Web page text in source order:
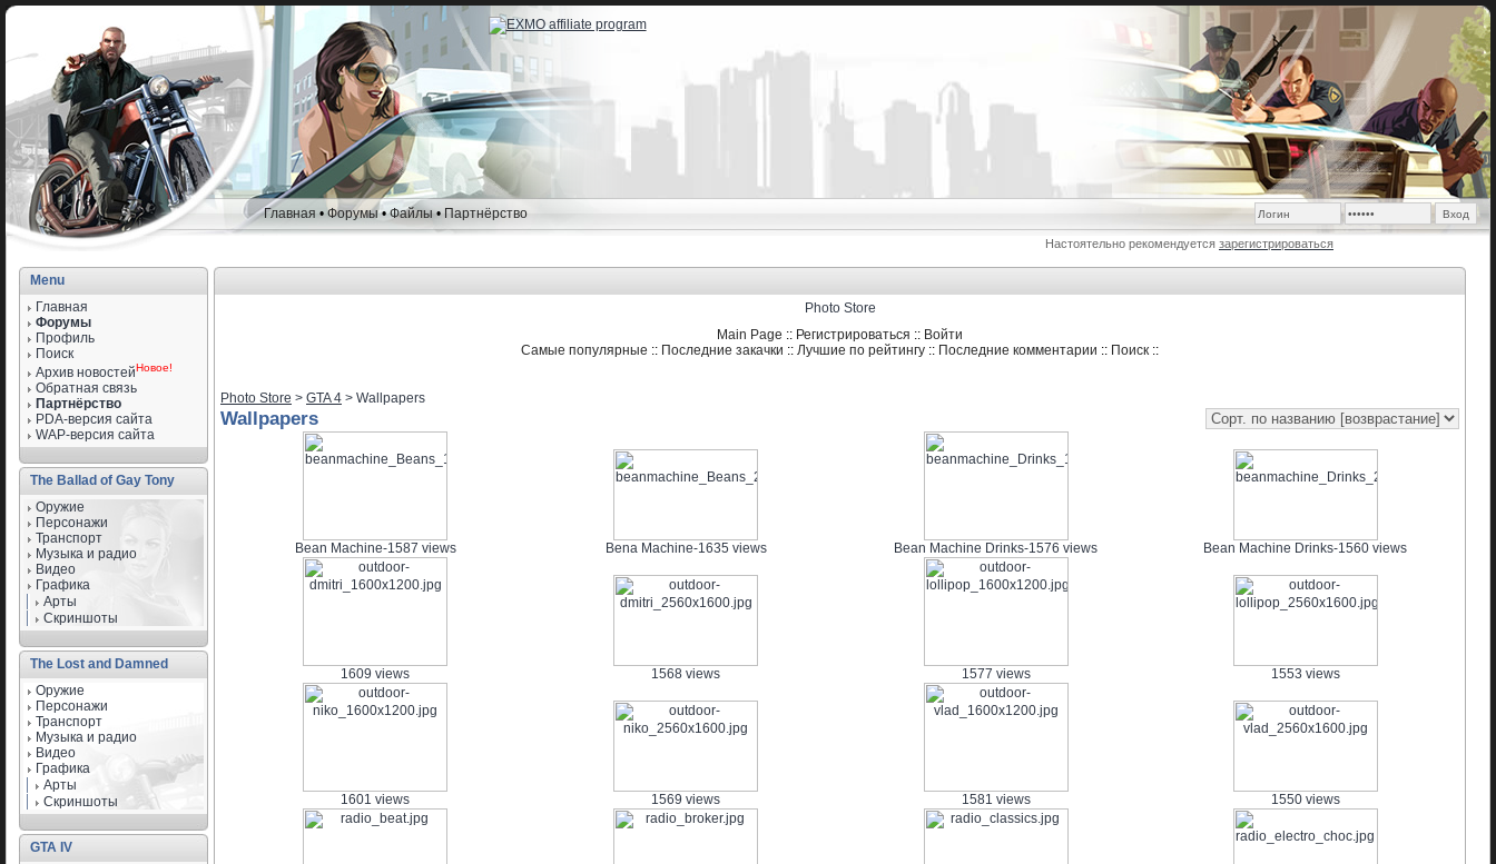
Главная • Форумы•Файлы• Партнёрство
Настоятельно рекомендуется зарегистрироваться
Menu
Главная
Форумы
Профиль
Поиск
Архив новостейНовое!
Обратная связь
Партнёрство
PDA-версия сайта
WAP-версия сайта
The Ballad of Gay Tony
Оружие
Персонажи
Транспорт
Музыка и радио
Видео
Графика
Арты
Скриншоты
The Lost and Damned
Оружие
Персонажи
Транспорт
Музыка и радио
Видео
Графика
Арты
Скриншоты
GTA IV
Photo Store
Main Page :: Регистрироваться :: Войти
Самые популярные :: Последние закачки :: Лучшие по рейтингу :: Последние комментарии :: Поиск ::
Photo Store > GTA 4 > Wallpapers
Wallpapers
Bean Machine-1587 views Bena Machine-1635 views Bean Machine Drinks-1576 views Bean Machine Drinks-1560 views
1609 views 1568 views 1577 views 1553 views
1601 views 1569 views 1581 views 1550 views